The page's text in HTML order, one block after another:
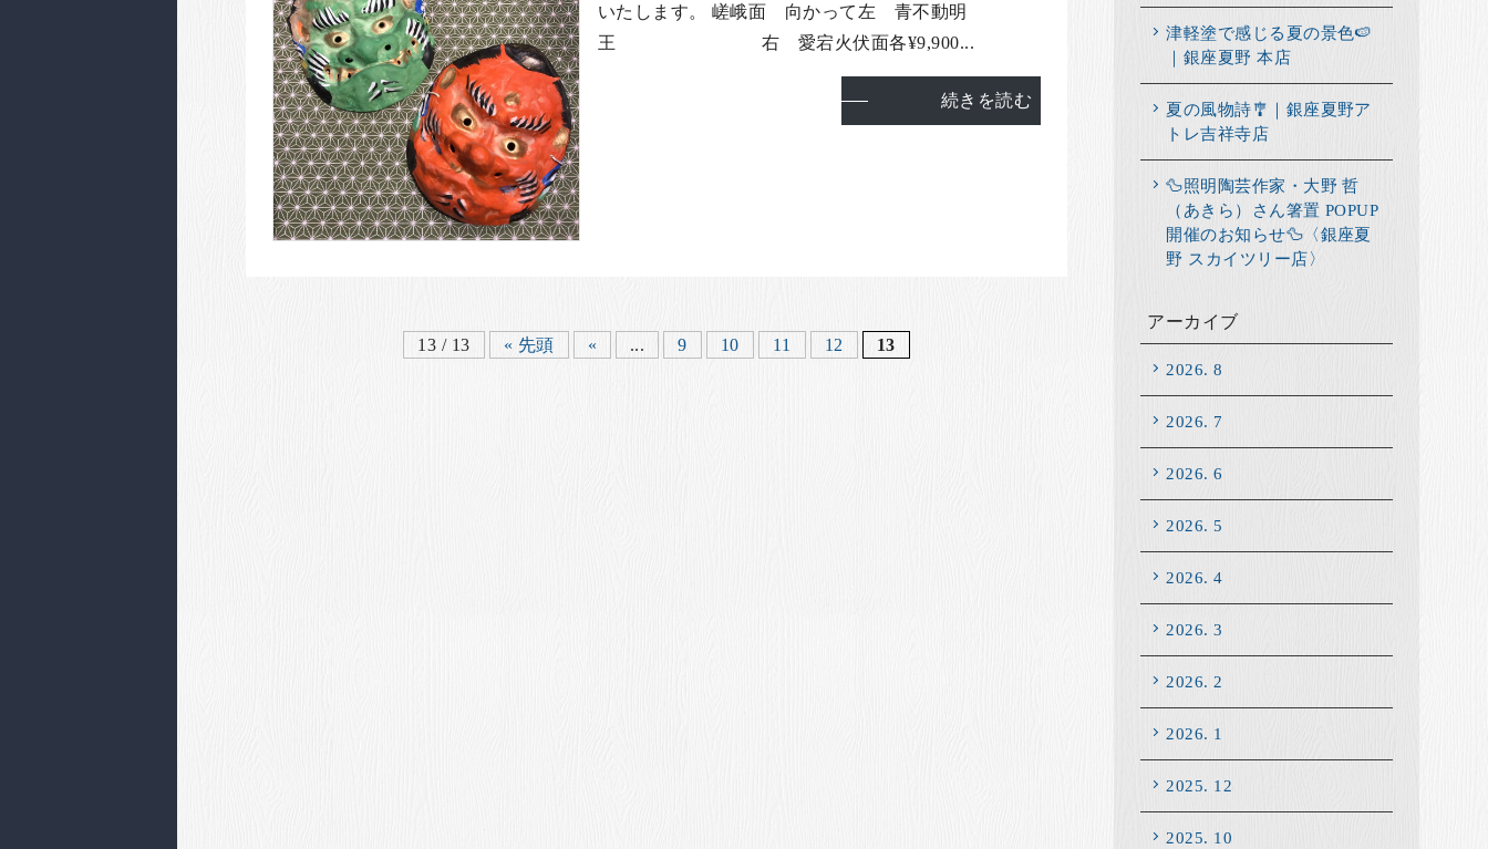
いたします。 嵯峨面 向かって左 青不動明
王 右 愛宕火伏面各¥9,900...
続きを読む
13 / 13 « 先頭 « ... 9 10 11 12 13
津軽塗で感じる夏の景色🍉
｜銀座夏野 本店
夏の風物詩🎐｜銀座夏野ア
トレ吉祥寺店
🦆照明陶芸作家・大野 哲
（あきら）さん箸置 POPUP
開催のお知らせ🦆〈銀座夏
野 スカイツリー店〉
アーカイブ
2026. 8
2026. 7
2026. 6
2026. 5
2026. 4
2026. 3
2026. 2
2026. 1
2025. 12
2025. 10